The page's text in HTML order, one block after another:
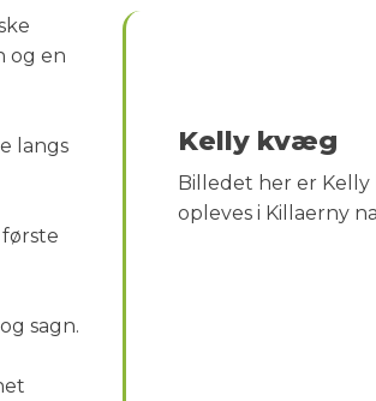
og en
langs
sagn.
Kelly kvæg
Billedet her er
opleves i Killaerny